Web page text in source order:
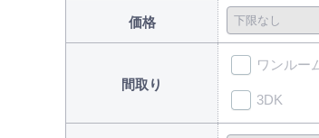
価格
間取り
ワンルー
3DK